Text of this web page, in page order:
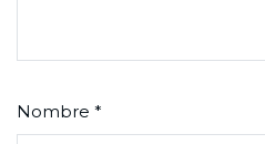
Nombre *